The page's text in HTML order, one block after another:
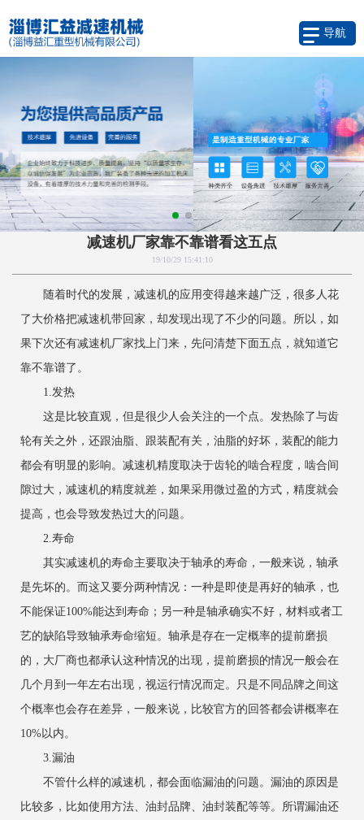
导航
减速机厂家靠不靠谱看这五点
19/10/29 15:41:10
随着时代的发展，减速机的应用变得越来越广泛，很多人花
了大价格把减速机带回家，却发现出现了不少的问题。所以，如
果下次还有减速机厂家找上门来，先问清楚下面五点，就知道它
靠不靠谱了。
1.发热
这是比较直观，但是很少人会关注的一个点。发热除了与齿
轮有关之外，还跟油脂、跟装配有关，油脂的好坏，装配的能力
都会有明显的影响。减速机精度取决于齿轮的啮合程度，啮合间
隙过大，减速机的精度就差，如果采用微过盈的方式，精度就会
提高，也会导致发热过大的问题。
2.寿命
其实减速机的寿命主要取决于轴承的寿命，一般来说，轴承
是先坏的。而这又要分两种情况：一种是即使是再好的轴承，也
不能保证100%能达到寿命；另一种是轴承确实不好，材料或者工
艺的缺陷导致轴承寿命缩短。轴承是存在一定概率的提前磨损
的，大厂商也都承认这种情况的出现，提前磨损的情况一般会在
几个月到一年左右出现，视运行情况而定。只是不同品牌之间这
个概率也会存在差异，一般来说，比较官方的回答都会讲概率在
10%以内。
3.漏油
不管什么样的减速机，都会面临漏油的问题。漏油的原因是
比较多，比如使用方法、油封品牌、油封装配等等。所谓漏油还